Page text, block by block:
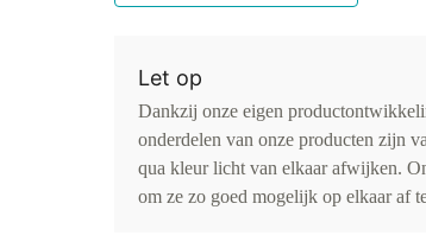
Let op
Dankzij onze eigen
onderdelen van onze producten zijn
qua kleur licht van elkaar afwijken.
om ze zo goed mogelijk op elkaar af